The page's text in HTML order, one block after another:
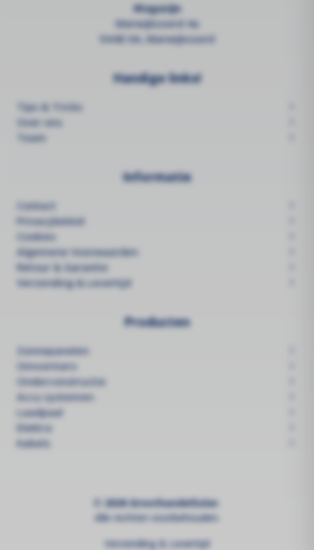
Magazijn
Marwijksoord 4a
9448 XA, Marwijksoord
Handige links!
Tips & Tricks
Over ons
Team
Informatie
Contact
Privacybeleid
Cookies
Algemene Voorwaarden
Retour & Garantie
Verzending & Levertijd
Producten
Zonnepanelen
Omvormers
Onderconstructie
Accu systemen
Laadpaal
Elektra
Kabels
© 2026 GroothandelSolar.
Alle rechten voorbehouden.
Verzending & Levertijd